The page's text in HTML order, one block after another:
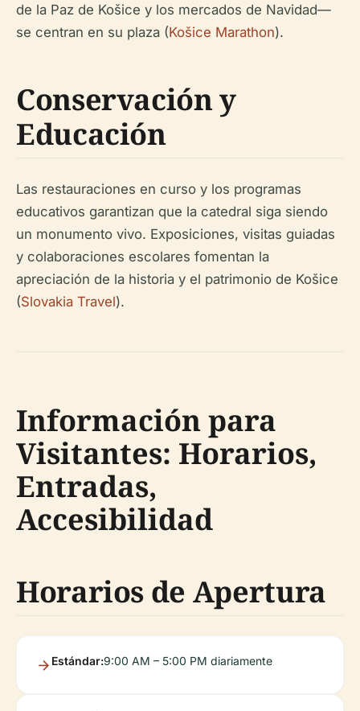
de la Paz de Košice y los mercados de Navidad—
se centran en su plaza (Košice Marathon).
Conservación y
Educación
Las restauraciones en curso y los programas
educativos garantizan que la catedral siga siendo
un monumento vivo. Exposiciones, visitas guiadas
y colaboraciones escolares fomentan la
apreciación de la historia y el patrimonio de Košice
(Slovakia Travel).
Información para
Visitantes: Horarios,
Entradas,
Accesibilidad
Horarios de Apertura
Estándar:9:00 AM – 5:00 PM diariamente